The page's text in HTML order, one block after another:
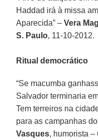
Haddad irá à missa
Aparecida” –Vera
S. Paulo, 11-10-2012.
Ritual democrático
“Se macumba
Salvador terminaria
Tem terreiros na
para as campanhas
Vasques, humorista –